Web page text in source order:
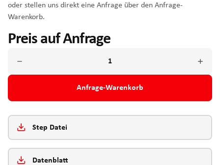
oder stellen uns direkt eine Anfrage über den Anfrage-
Warenkorb.
Preis auf Anfrage
Anfrage-Warenkorb
Step Datei
Datenblatt